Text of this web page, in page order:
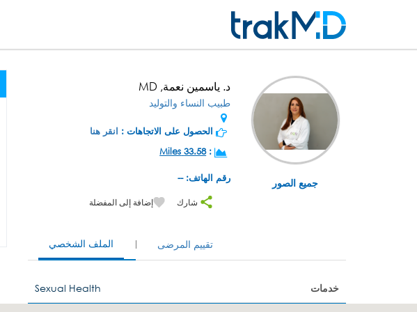
جميع الصور
د. ياسمين نعمة, MD
طبيب النساء والتوليد
الحصول على الاتجاهات : انقر هنا
:
33.58 Miles
رقم الهاتف: --
شارك إضافة إلى المفضلة
الملف الشخصي تقييم المرضى
خدمات Sexual Health